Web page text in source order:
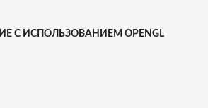
С ИСПОЛЬЗОВАНИЕМ OPENGL